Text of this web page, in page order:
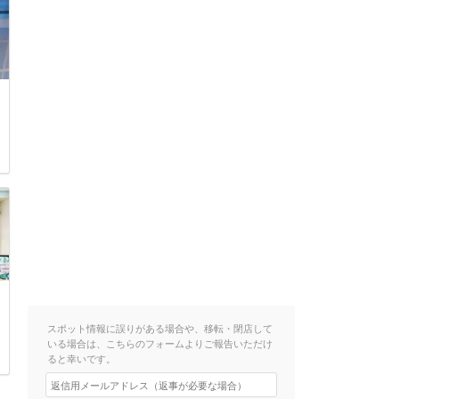
スポット情報に誤りがある場合や、移転・閉店して
いる場合は、こちらのフォームよりご報告いただけ
ると幸いです。